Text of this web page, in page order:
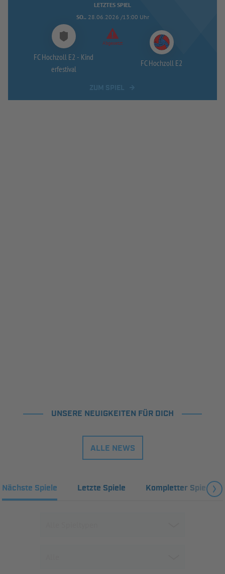
LETZTES SPIEL
SO.. 28.06.2026 /13:00 Uhr
FC Hochzoll E2 - Kind
erfestival
Abgesetzt
FC Hochzoll E2
UNSERE NEUIGKEITEN FÜR DICH
ALLE NEWS
Nächste Spiele Letzte Spiele Kompletter Spielplan